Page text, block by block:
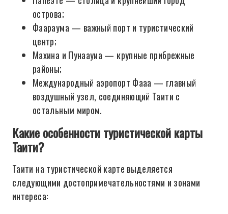
острова;
Фаараума — важный порт и туристический
центр;
Махина и Пунаауиа — крупные прибрежные
районы;
Международный аэропорт Фааа — главный
воздушный узел, соединяющий Таити с
остальным миром.
Какие особенности туристической карты
Таити?
Таити на туристической карте выделяется
следующими достопримечательностями и зонами
интереса: